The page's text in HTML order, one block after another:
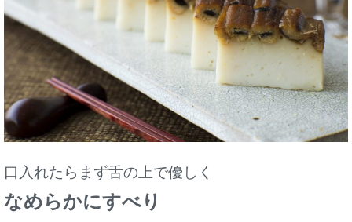
口入れたらまず舌の上で優しく
なめらかにすべり